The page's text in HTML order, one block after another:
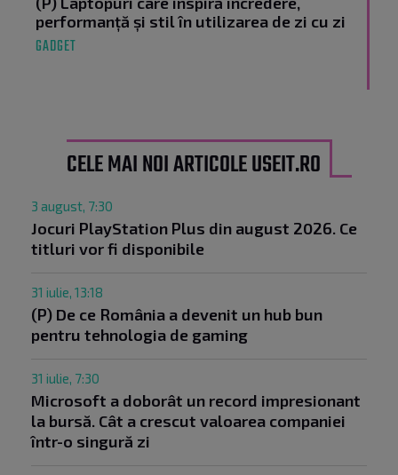
performanță și stil în utilizarea de zi cu zi
GADGET
CELE MAI NOI ARTICOLE USEIT.RO
3 august, 7:30
Jocuri PlayStation Plus din august 2026. Ce
titluri vor fi disponibile
31 iulie, 13:18
(P) De ce România a devenit un hub bun
pentru tehnologia de gaming
31 iulie, 7:30
Microsoft a doborât un record impresionant
la bursă. Cât a crescut valoarea companiei
într-o singură zi